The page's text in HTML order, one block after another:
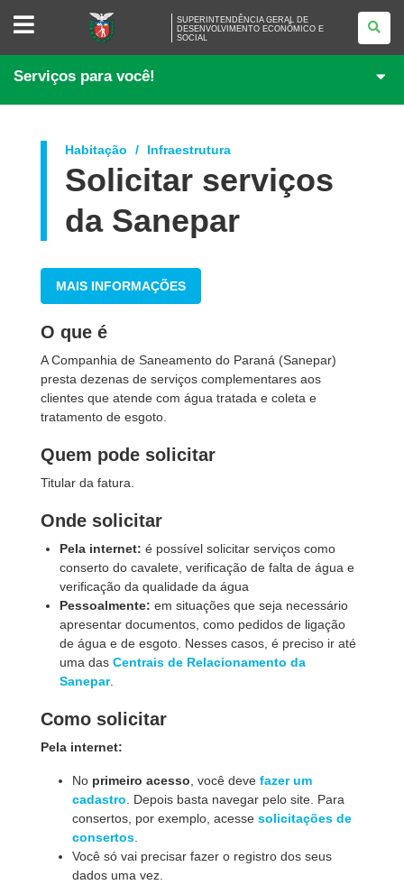
SUPERINTENDÊNCIA
DESENVOLVIMENTO
ECONÔMICO
E
SUPERINTENDÊNCIA GERAL DE
DESENVOLVIMENTO ECONÔMICO E
SOCIAL
Serviços para você!
Habitação Infraestrutura
Solicitar serviços
da Sanepar
MAIS INFORMAÇÕES
O que é
A Companhia de Saneamento do Paraná (Sanepar)
presta dezenas de serviços complementares aos
clientes que atende com água tratada e coleta e
tratamento de esgoto.
Quem pode solicitar
Titular da fatura.
Onde solicitar
Pela internet:é possível solicitar serviços como
conserto do cavalete, verificação de falta de água e
verificação da qualidade da água
Pessoalmente:em situações que seja necessário
apresentar documentos, como pedidos de ligação
de água e de esgoto. Nesses casos, é preciso ir até
uma das Centrais de Relacionamento da
Sanepar.
Como solicitar
Pela internet:
No primeiro acesso , você deve fazer um
cadastro . Depois basta navegar pelo site. Para
consertos, por exemplo, acesse solicitações de
consertos
Você só vai precisar fazer o registro dos seus
dados uma vez.